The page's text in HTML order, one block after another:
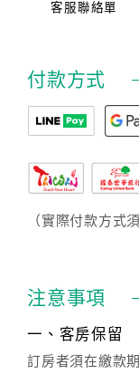
客服聯絡單
付款方式
（實際付款方式
注意事項
一、客房保留
訂房者須在繳款